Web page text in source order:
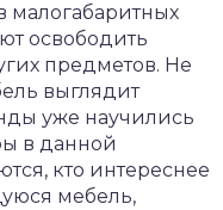
малогабаритных
освободить
предметов. Не
выглядит
уже научились
в данной
кто интереснее
мебель,